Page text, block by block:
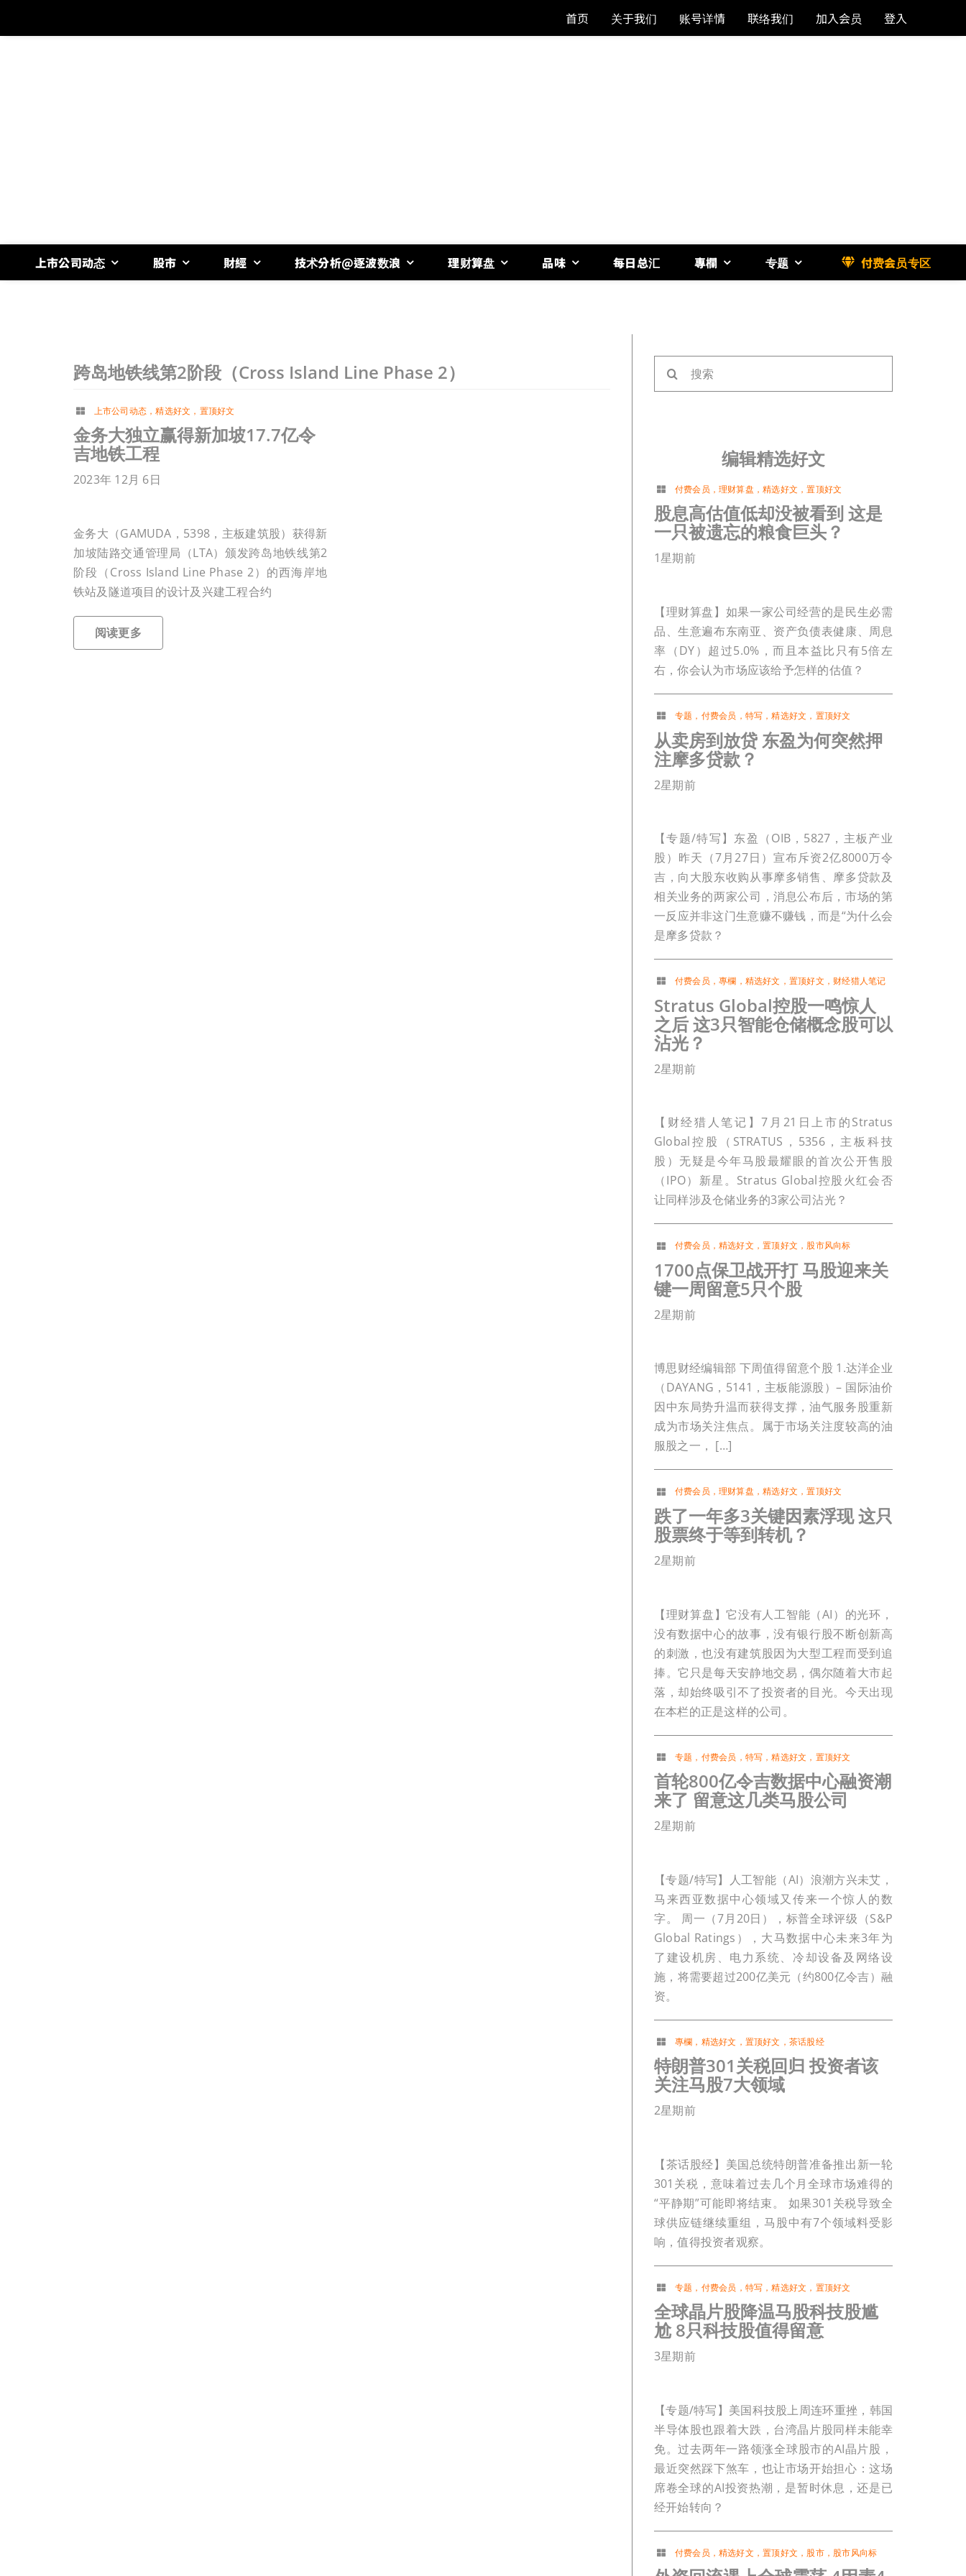
首页 关于我们 账号详情 联络我们 加入会员 登入
上市公司动态 股市 財經 技术分析@逐波数浪 理财算盘 品味 每日总汇 專欄 专题 付费会员专区
跨岛地铁线第2阶段（Cross Island Line Phase 2）
上市公司动态 ，精选好文 ， 置顶好文
金务大独立赢得新加坡17.7亿令
吉地铁工程
2023年 12月 6日
金务大（GAMUDA，5398，主板建筑股）获得新
加坡陆路交通管理局（LTA）颁发跨岛地铁线第2
阶段（Cross Island Line Phase 2）的西海岸地
铁站及隧道项目的设计及兴建工程合约
阅读更多
索：
编辑精选好文
付费会员 ，理财算盘 ，精选好文 ，置顶好文
股息高估值低却没被看到 这是
一只被遗忘的粮食巨头？
1星期前
【理财算盘】如果一家公司经营的是民生必需
品、生意遍布东南亚、资产负债表健康、周息
率（DY）超过5.0%，而且本益比只有5倍左
右，你会认为市场应该给予怎样的估值？
专题 ， 付费会员 ， 特写 ，精选好文 ， 置顶好文
从卖房到放贷 东盈为何突然押
注摩多贷款？
2星期前
【专题/特写】东盈（OIB，5827，主板产业
股）昨天（7月27日）宣布斥资2亿8000万令
吉，向大股东收购从事摩多销售、摩多贷款及
相关业务的两家公司，消息公布后，市场的第
一反应并非这门生意赚不赚钱，而是“为什么会
是摩多贷款？
付费会员 ，專欄 ， 精选好文 ， 置顶好文 ， 财经猎人笔记
Stratus Global控股一鸣惊人
之后 这3只智能仓储概念股可以
沾光？
2星期前
【财经猎人笔记】7月21日上市的Stratus
Global控股（STRATUS，5356，主板科技
股）无疑是今年马股最耀眼的首次公开售股
（IPO）新星。Stratus Global控股火红会否
让同样涉及仓储业务的3家公司沾光？
付费会员 ，精选好文 ，置顶好文 ， 股市风向标
1700点保卫战开打 马股迎来关
键一周留意5只个股
2星期前
博思财经编辑部 下周值得留意个股 1.达洋企业
（DAYANG，5141，主板能源股）– 国际油价
因中东局势升温而获得支撑，油气服务股重新
成为市场关注焦点。属于市场关注度较高的油
服股之一， […]
付费会员，理财算盘，精选好文 ，置顶好文
跌了一年多3关键因素浮现 这只
股票终于等到转机？
2星期前
【理财算盘】它没有人工智能（AI）的光环，
没有数据中心的故事，没有银行股不断创新高
的刺激，也没有建筑股因为大型工程而受到追
捧。它只是每天安静地交易，偶尔随着大市起
落，却始终吸引不了投资者的目光。今天出现
在本栏的正是这样的公司。
专题 ， 付费会员 ， 特写 ，精选好文 ， 置顶好文
首轮800亿令吉数据中心融资潮
来了 留意这几类马股公司
2星期前
【专题/特写】人工智能（AI）浪潮方兴未艾，
马来西亚数据中心领域又传来一个惊人的数
字。 周一（7月20日），标普全球评级（S&P
Global Ratings），大马数据中心未来3年为
了建设机房、电力系统、冷却设备及网络设
施，将需要超过200亿美元（约800亿令吉）融
资。
專欄 ， 精选好文 ， 置顶好文 ， 茶话股经
特朗普301关税回归 投资者该
关注马股7大领域
2星期前
【茶话股经】美国总统特朗普准备推出新一轮
301关税，意味着过去几个月全球市场难得的
“平静期”可能即将结束。 如果301关税导致全
球供应链继续重组，马股中有7个领域料受影
响，值得投资者观察。
专题 ， 付费会员 ， 特写 ，精选好文 ， 置顶好文
全球晶片股降温马股科技股尴
尬 8只科技股值得留意
3星期前
【专题/特写】美国科技股上周连环重挫，韩国
半导体股也跟着大跌，台湾晶片股同样未能幸
免。过去两年一路领涨全球股市的AI晶片股，
最近突然踩下煞车，也让市场开始担心：这场
席卷全球的AI投资热潮，是暂时休息，还是已
经开始转向？
付费会员 ，精选好文 ，置顶好文 ， 股市， 股市风向标